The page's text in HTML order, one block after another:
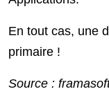
En tout cas, une
primaire !
Source :